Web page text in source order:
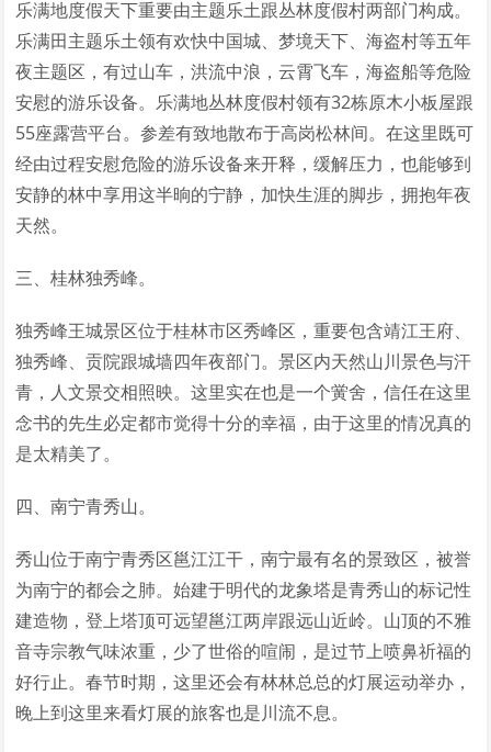
乐满地度假天下重要由主题乐土跟丛林度假村两部门构成。
乐满田主题乐土领有欢快中国城、梦境天下、海盗村等五年
夜主题区，有过山车，洪流中浪，云霄飞车，海盗船等危险
安慰的游乐设备。乐满地丛林度假村领有32栋原木小板屋跟
55座露营平台。参差有致地散布于高岗松林间。在这里既可
经由过程安慰危险的游乐设备来开释，缓解压力，也能够到
安静的林中享用这半晌的宁静，加快生涯的脚步，拥抱年夜
天然。
三、桂林独秀峰。
独秀峰王城景区位于桂林市区秀峰区，重要包含靖江王府、
独秀峰、贡院跟城墙四年夜部门。景区内天然山川景色与汗
青，人文景交相照映。这里实在也是一个黉舍，信任在这里
念书的先生必定都市觉得十分的幸福，由于这里的情况真的
是太精美了。
四、南宁青秀山。
秀山位于南宁青秀区邕江江干，南宁最有名的景致区，被誉
为南宁的都会之肺。始建于明代的龙象塔是青秀山的标记性
建造物，登上塔顶可远望邕江两岸跟远山近岭。山顶的不雅
音寺宗教气味浓重，少了世俗的喧闹，是过节上喷鼻祈福的
好行止。春节时期，这里还会有林林总总的灯展运动举办，
晚上到这里来看灯展的旅客也是川流不息。